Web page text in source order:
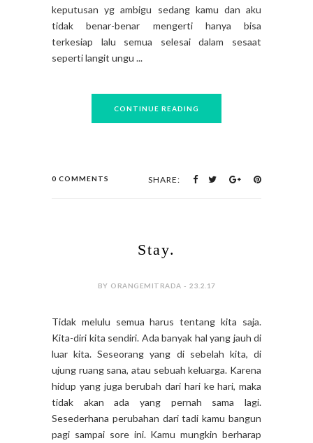
keputusan yg ambigu sedang kamu dan aku
tidak benar-benar mengerti hanya bisa
terkesiap lalu semua selesai dalam sesaat
seperti langit ungu ...
CONTINUE READING
0 COMMENTS SHARE:
Stay.
BY ORANGEMITRADA - 23.2.17
Tidak melulu semua harus tentang kita saja.
Kita-diri kita sendiri. Ada banyak hal yang jauh di
luar kita. Seseorang yang di sebelah kita, di
ujung ruang sana, atau sebuah keluarga. Karena
hidup yang juga berubah dari hari ke hari, maka
tidak akan ada yang pernah sama lagi.
Sesederhana perubahan dari tadi kamu bangun
pagi sampai sore ini. Kamu mungkin berharap